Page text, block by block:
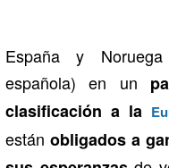
España y
española) en un
clasificación a la
están obligados a